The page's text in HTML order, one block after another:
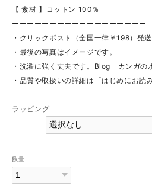
【 素材 】コットン 100％
ーーーーーーーーーーーーーーーーーー
・クリックポスト（全国一律￥198）発
・最後の写真はイメージです。
・洗濯に強く丈夫です。Blog「カンガの
・品質や取扱いの詳細は「はじめにお読
ラッピング
数量